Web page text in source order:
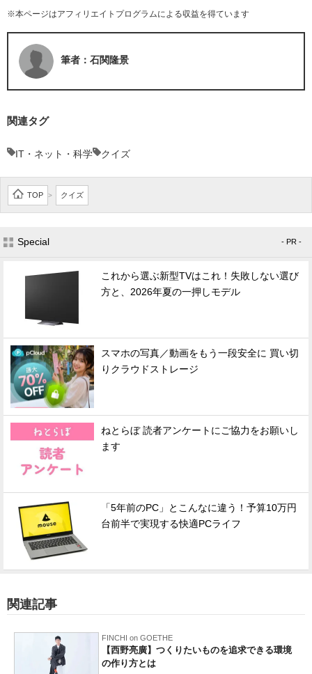
※本ページはアフィリエイトプログラムによる収益を得ています
筆者：石関隆景
関連タグ
IT・ネット・科学 クイズ
TOP > クイズ
Special - PR -
これから選ぶ新型TVはこれ！失敗しない選び
方と、2026年夏の一押しモデル
スマホの写真／動画をもう一段安全に 買い切
りクラウドストレージ
ねとらぼ 読者アンケートにご協力をお願いし
ます
「5年前のPC」とこんなに違う！予算10万円
台前半で実現する快適PCライフ
関連記事
FINCHI on GOETHE
【西野亮廣】つくりたいものを追求できる環境
の作り方とは